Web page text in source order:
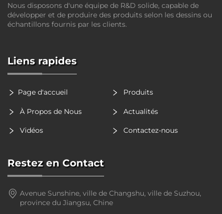
Nous disposons d'une équipe de R&D solide, capable de
développer et de produire des produits selon les dessins ou
échantillons fournis par les clients.
Liens rapides
Page d'accueil Produits
À Propos de Nous Actualités
Vidéos Contactez-nous
Restez en Contact
Avenue Sunshine, ville de Changshu, ville de Suzhou,
province du Jiangsu, Chine